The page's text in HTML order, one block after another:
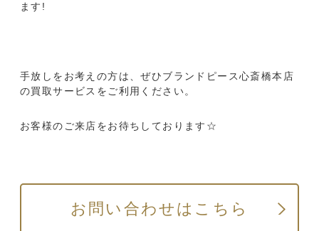
ます!
手放しをお考えの方は、ぜひブランドピース心斎橋本店
の買取サービスをご利用ください。
お客様のご来店をお待ちしております☆
お問い合わせはこちら